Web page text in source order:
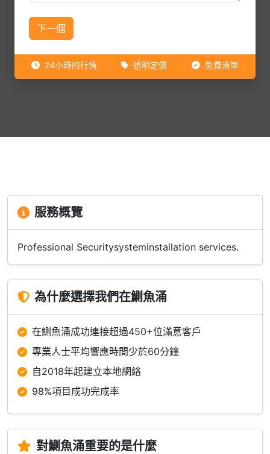
下一個
24小時的行情 透明定價 免費清單
服務概覽
Professional Securitysysteminstallation services.
為什麼選擇我們在鰂魚涌
在鰂魚涌成功連接超過450+位滿意客戶
專業人士平均響應時間少於60分鐘
自2018年起建立本地網絡
98%項目成功完成率
對鰂魚涌重要的是什麼